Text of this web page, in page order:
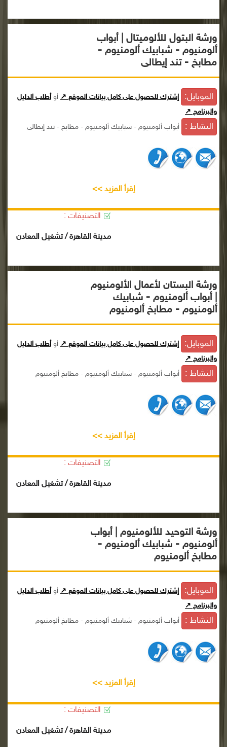
ورشة البتول للألوميتال | أبواب
ألومنيوم - شبابيك ألومنيوم -
مطابخ - تند إيطالى
الموبايل: إشترك للحصول على كامل بيانات الموقع ↗ أوأطلب الدليل
والبرنامج ↗
النشاط : أبواب ألومنيوم - شبابيك ألومنيوم - مطابخ - تند إيطالى
إقرأ المزيد >>
التصنيفات :
مدينة القاهرة / تشغيل المعادن
ورشة البستان لأعمال الألومنيوم
| أبواب ألومنيوم - شبابيك
ألومنيوم - مطابخ ألومنيوم
الموبايل: إشترك للحصول على كامل بيانات الموقع ↗ أوأطلب الدليل
والبرنامج ↗
النشاط : أبواب ألومنيوم - شبابيك ألومنيوم - مطابخ ألومنيوم
إقرأ المزيد >>
التصنيفات :
مدينة القاهرة / تشغيل المعادن
ورشة التوحيد للألومنيوم | أبواب
ألومنيوم - شبابيك ألومنيوم -
مطابخ ألومنيوم
الموبايل: إشترك للحصول على كامل بيانات الموقع ↗ أوأطلب الدليل
والبرنامج ↗
النشاط : أبواب ألومنيوم - شبابيك ألومنيوم - مطابخ ألومنيوم
إقرأ المزيد >>
التصنيفات :
مدينة القاهرة / تشغيل المعادن